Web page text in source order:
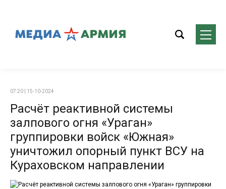
07:20 | 15-10-2024
Расчёт реактивной системы
залпового огня «Ураган»
группировки войск «Южная»
уничтожил опорный пункт ВСУ на
Кураховском направлении